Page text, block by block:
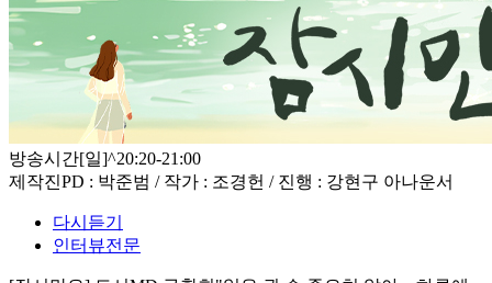
방송시간[일]^20:20-21:00
제작진PD : 박준범 / 작가 : 조경헌 / 진행 : 강현구 아나운서
다시듣기
인터뷰전문